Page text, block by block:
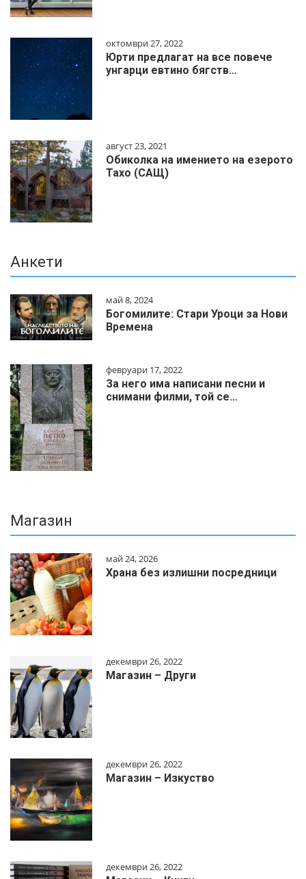
октомври 27, 2022
Юрти предлагат на все повече
унгарци евтино бягств…
август 23, 2021
Обиколка на имението на езерото
Тахо (САЩ)
Анкети
май 8, 2024
Богомилите: Стари Уроци за Нови
Времена
февруари 17, 2022
За него има написани песни и
снимани филми, той се…
Магазин
май 24, 2026
Храна без излишни посредници
декември 26, 2022
Магазин – Други
декември 26, 2022
Магазин – Изкуство
декември 26, 2022